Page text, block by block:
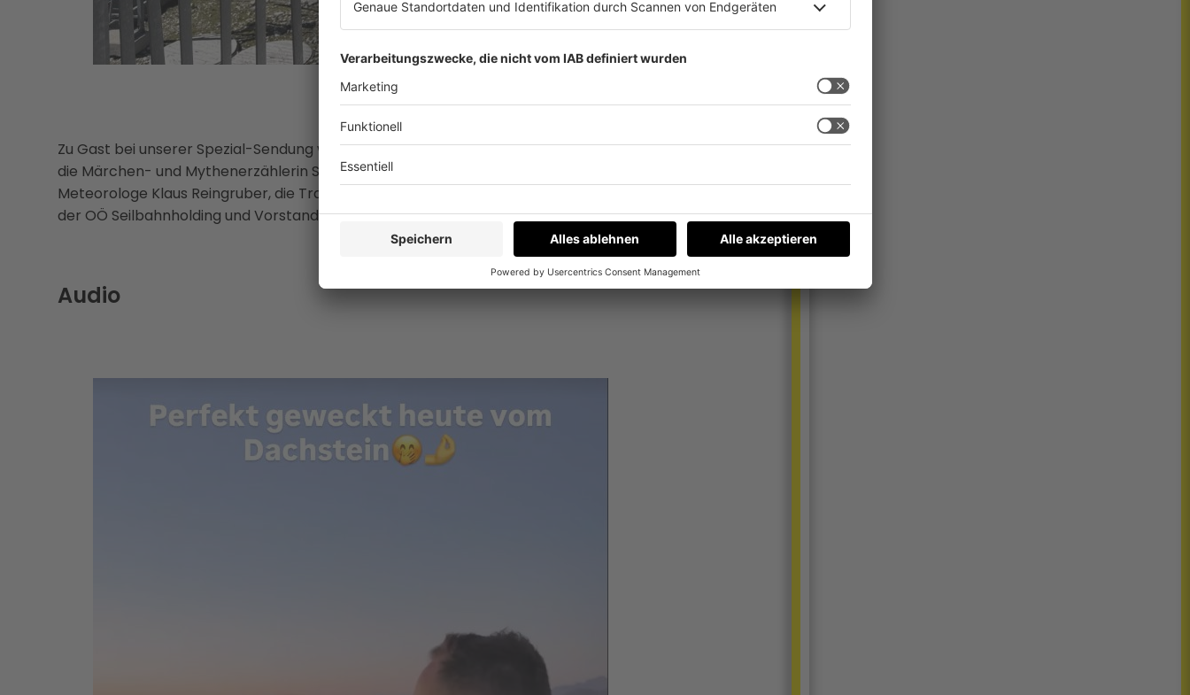
Zu Gast bei unserer Spezial-Sendung waren unter anderem der Berg- und Skiführer Heli Putz und
die Märchen- und Mythenerzählerin Sabina Haslinger. Außerdem besuchten uns auch der
Meteorologe Klaus Reingruber, die Trailrunnerin Elli Heinrich und Rupert Schiefer Geschäftsführer
der OÖ Seilbahnholding und Vorstand der Dachstein Tourismus AG.
Audio